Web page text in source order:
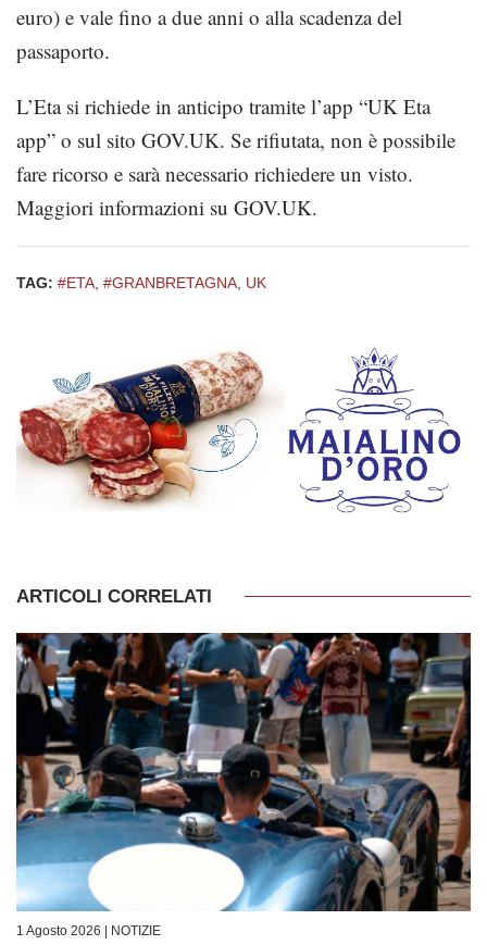
euro) e vale fino a due anni o alla scadenza del
passaporto.
L’Eta si richiede in anticipo tramite l’app “UK Eta
app” o sul sito GOV.UK. Se rifiutata, non è possibile
fare ricorso e sarà necessario richiedere un visto.
Maggiori informazioni su GOV.UK.
TAG: #ETA #GRANBRETAGNA UK
ARTICOLI CORRELATI
1 Agosto 2026 | NOTIZIE